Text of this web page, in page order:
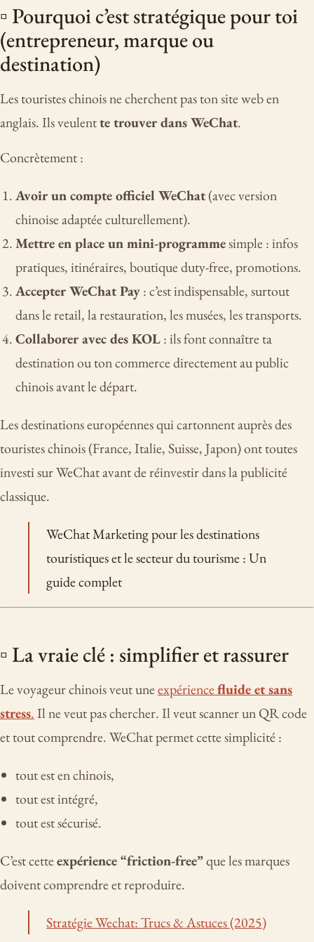
▫️ Pourquoi c’est stratégique pour toi
(entrepreneur, marque ou
destination)
Les touristes chinois ne cherchent pas ton site web en
anglais. Ils veulentte trouver dans WeChat.
Concrètement :
Avoir un compte officiel WeChat(avec version
chinoise adaptée culturellement).
Mettre en place un mini-programmesimple : infos
pratiques, itinéraires, boutique duty-free, promotions.
Accepter WeChat Pay: c’est indispensable, surtout
dans le retail, la restauration, les musées, les transports.
Collaborer avec des KOL: ils font connaître ta
destination ou ton commerce directement au public
chinois avant le départ.
Les destinations européennes qui cartonnent auprès des
touristes chinois (France, Italie, Suisse, Japon) ont toutes
investi sur WeChat avant de réinvestir dans la publicité
classique.
WeChat Marketing pour les destinations
touristiques et le secteur du tourisme : Un
guide complet
▫️ La vraie clé : simplifier et rassurer
Le voyageur chinois veut uneexpériencefluide et sans
stress.Il ne veut pas chercher. Il veut scanner un QR code
et tout comprendre. WeChat permet cette simplicité :
tout est en chinois,
tout est intégré,
tout est sécurisé.
C’est cetteexpérience “friction-free”que les marques
doivent comprendre et reproduire.
Stratégie Wechat: Trucs & Astuces (2025)